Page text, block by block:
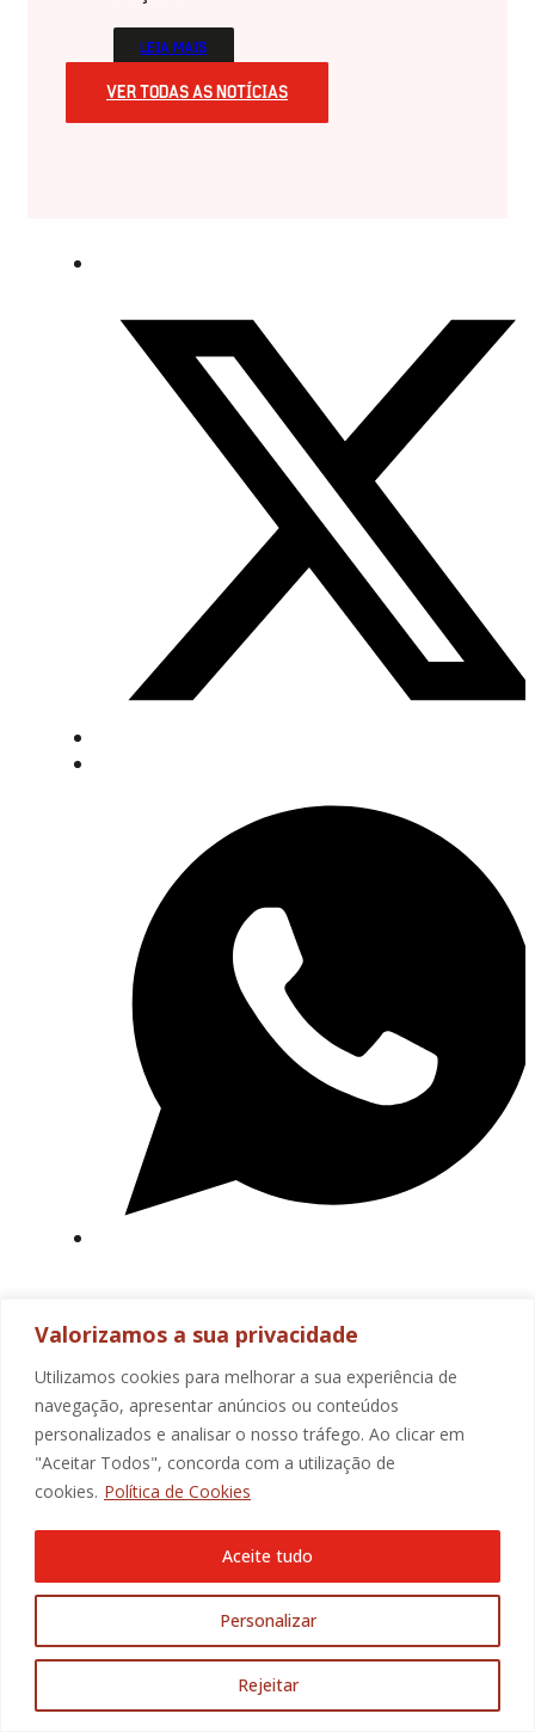
Valorizamos a sua privacidade
Utilizamos cookies para melhorar a sua experiência de
navegação, apresentar anúncios ou conteúdos
personalizados e analisar o nosso tráfego. Ao clicar em
"Aceitar Todos", concorda com a utilização de
cookies. Política de Cookies
Personalizar
Rejeitar
Aceite tudo
LEIA MAIS
VER TODAS AS NOTÍCIAS